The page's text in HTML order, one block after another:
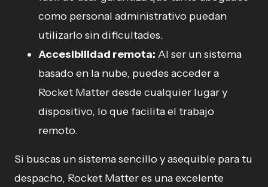
como personal administrativo puedan
utilizarlo sin dificultades.
Accesibilidad remota: Al ser un sistema
basado en la nube, puedes acceder a
Rocket Matter desde cualquier lugar y
dispositivo, lo que facilita el trabajo
remoto.
Si buscas un sistema sencillo y asequible para tu
despacho, Rocket Matter es una excelente